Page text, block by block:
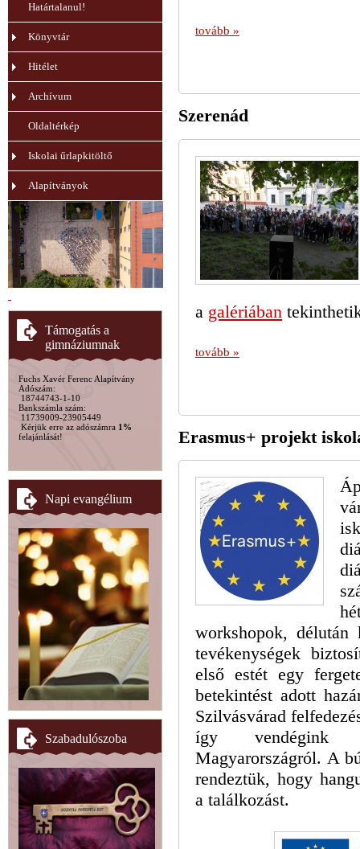
Határtalanul!
Könyvtár
Hitélet
Archívum
Oldaltérkép
Iskolai űrlapkitöltő
Alapítványok
Támogatás a
gimnáziumnak
Fuchs Xavér Ferenc Alapítvány
Adószám:
18744743-1-10
Bankszámla szám:
11739009-23905449
Kérjük erre az adószámra 1%
felajánlását!
Napi evangélium
Szabadulószoba
tovább »
Szerenád
a galériában
tovább »
Erasmus+ projekt
workshopok, délután
tevékenységek
első estét egy
betekintést adott
Szilvásvárad
így vendégink
Magyarországról. A
rendeztük, hogy
a találkozást.